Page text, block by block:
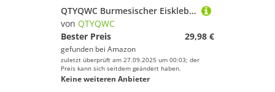
QTYQWC Burmesischer Eisklebriger Jade-Armreif für Frauen, EIS, transparent, hellgrün, schwimmende Blume, Jadeit-Armbänder, Muttertagsgeschenke
von QTYQWC
Bester Preis
29,98 €
gefunden bei Amazon
zuletzt überprüft am 27.09.2025 um 00:03; der
Preis kann sich seitdem geändert haben.
Keine weiteren Anbieter